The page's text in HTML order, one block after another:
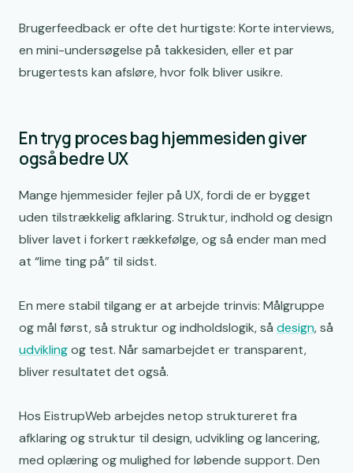
Brugerfeedback er ofte det hurtigste: Korte interviews,
en mini-undersøgelse på takkesiden, eller et par
brugertests kan afsløre, hvor folk bliver usikre.
En tryg proces bag hjemmesiden giver
også bedre UX
Mange hjemmesider fejler på UX, fordi de er bygget
uden tilstrækkelig afklaring. Struktur, indhold og design
bliver lavet i forkert rækkefølge, og så ender man med
at “lime ting på” til sidst.
En mere stabil tilgang er at arbejde trinvis: Målgruppe
og mål først, så struktur og indholdslogik, så design, så
udviklingog test. Når samarbejdet er transparent,
bliver resultatet det også.
Hos EistrupWeb arbejdes netop struktureret fra
afklaring og struktur til design, udvikling og lancering,
med oplæring og mulighed for løbende support. Den